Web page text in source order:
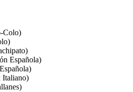
Colo)
Española)
Italiano)